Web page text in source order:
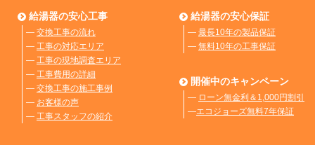
給湯器の安心工事
― 交換工事の流れ
― 工事の対応エリア
― 工事の現地調査エリア
― 工事費用の詳細
― 交換工事の施工事例
― お客様の声
― 工事スタッフの紹介
給湯器の安心保証
― 最長10年の製品保証
― 無料10年の工事保証
開催中のキャンペーン
― ローン無金利＆1,000円割引
―エコジョーズ無料7年保証